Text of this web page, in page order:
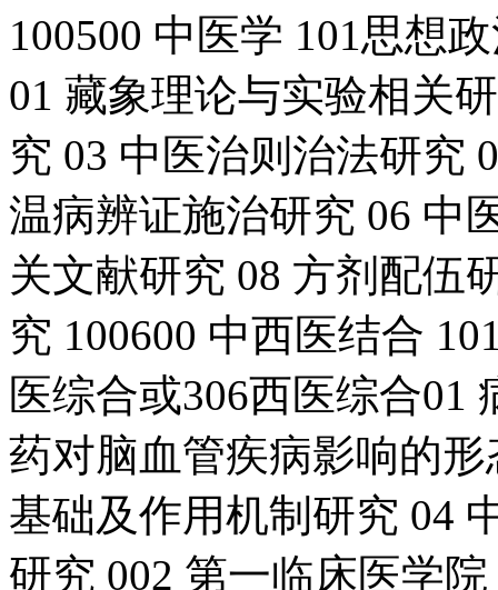
100500 中医学 101思想
01 藏象理论与实验相关
究 03 中医治则治法研究
温病辨证施治研究 06 中
关文献研究 08 方剂配伍
究 100600 中西医结合
医综合或306西医综合01
药对脑血管疾病影响的
基础及作用机制研究 04
研究 002 第一临床医学